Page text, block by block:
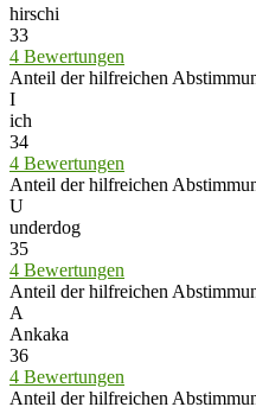
hirschi
33
4 Bewertungen
Anteil der hilfreichen
I
ich
34
4 Bewertungen
Anteil der hilfreichen
U
underdog
35
4 Bewertungen
Anteil der hilfreichen
A
Ankaka
36
4 Bewertungen
Anteil der hilfreichen